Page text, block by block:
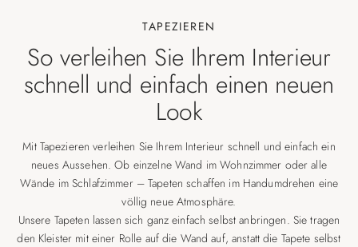
TAPEZIEREN
So verleihen Sie Ihrem Interieur
schnell und einfach einen neuen
Look
Mit Tapezieren verleihen Sie Ihrem Interieur schnell und einfach ein
neues Aussehen. Ob einzelne Wand im Wohnzimmer oder alle
Wände im Schlafzimmer – Tapeten schaffen im Handumdrehen eine
völlig neue Atmosphäre.
Unsere Tapeten lassen sich ganz einfach selbst anbringen. Sie tragen
den Kleister mit einer Rolle auf die Wand auf, anstatt die Tapete selbst